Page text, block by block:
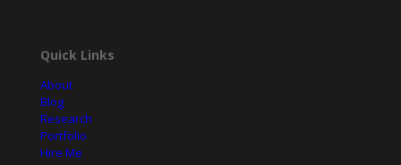
Quick Links
About
Blog
Research
Portfolio
Hire Me